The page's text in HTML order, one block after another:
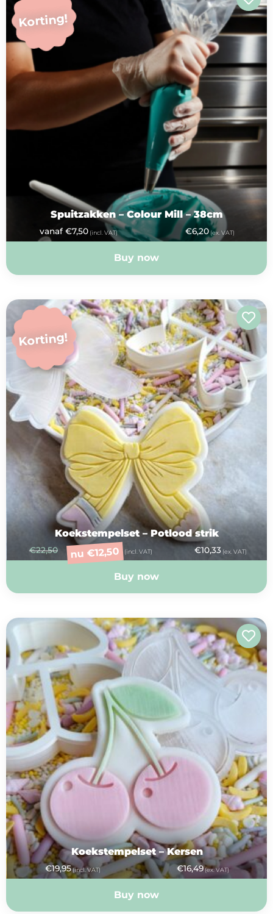
Korting!
Spuitzakken – Colour Mill – 38cm
vanaf €7,50(incl. VAT) €6,20(ex. VAT)
Buy now
Korting!
Koekstempelset – Potlood strik
€22,50 nu €12,50 (incl. VAT) €10,33 (ex. VAT)
Buy now
Koekstempelset – Kersen
€19,95(incl. VAT) €16,49(ex. VAT)
Buy now